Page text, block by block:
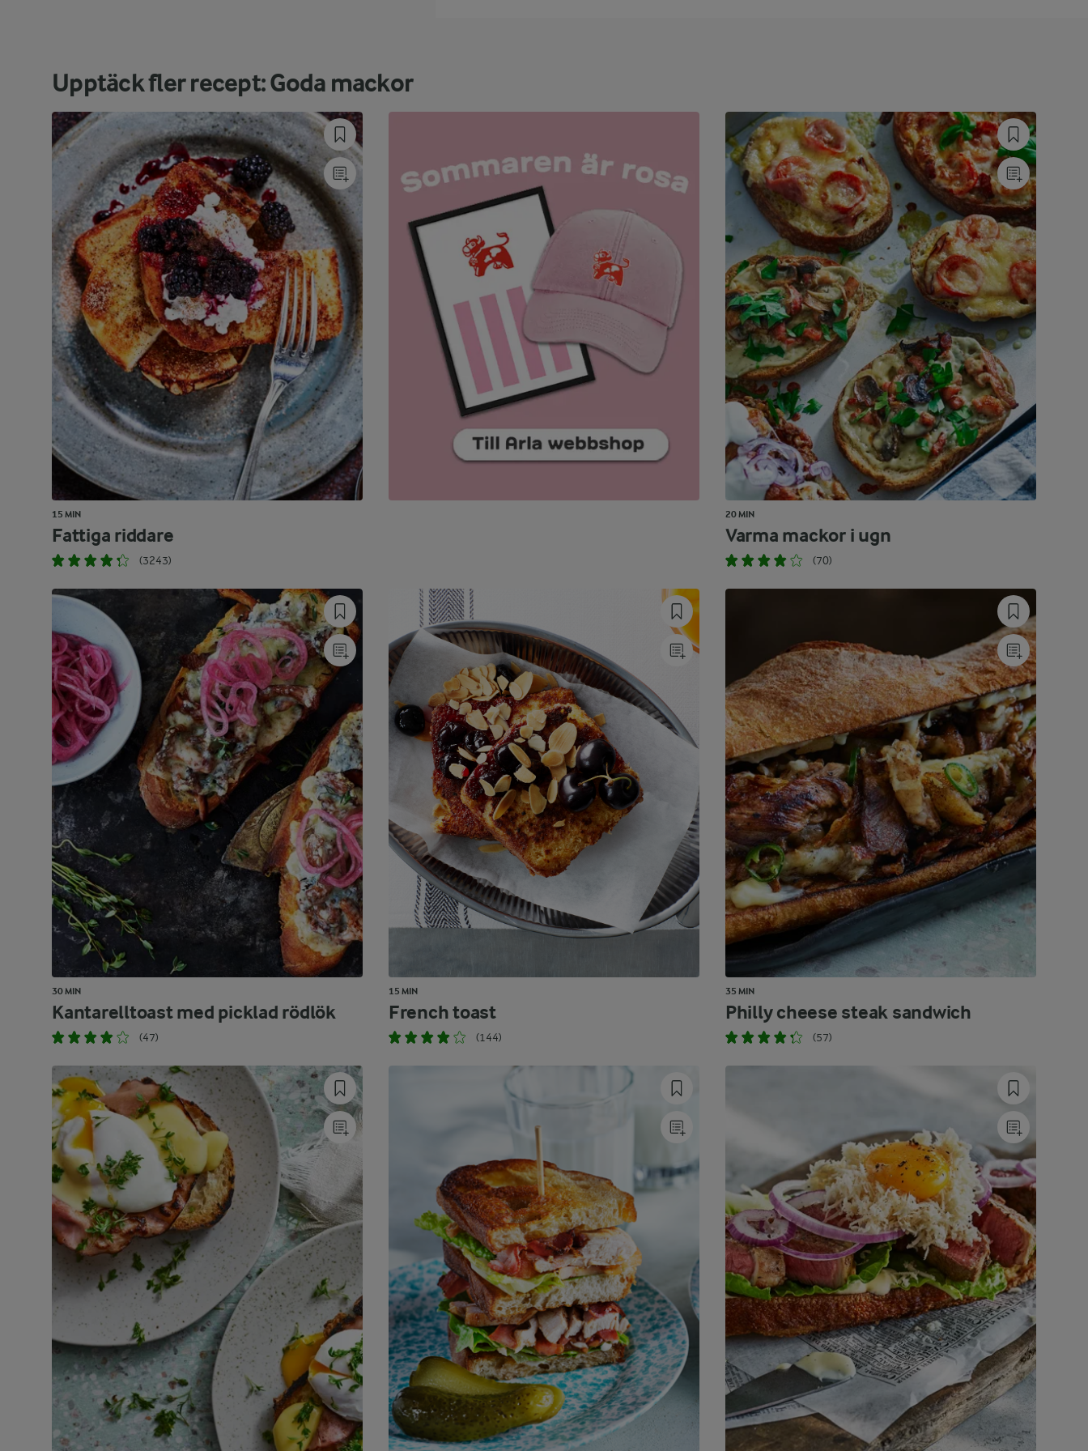
Upptäck fler recept: Goda mackor
15 MIN
Fattiga riddare
(3243)
20 MIN
Varma mackor i ugn
(70)
30 MIN
Kantarelltoast med picklad rödlök
(47)
15 MIN
French toast
(144)
35 MIN
Philly cheese steak sandwich
(57)